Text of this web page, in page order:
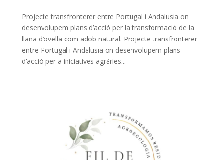
Projecte transfronterer entre Portugal i Andalusia on
desenvolupem plans d’acció per la transformació de la
llana d’ovella com adob natural. Projecte transfronterer
entre Portugal i Andalusia on desenvolupem plans
d’acció per a iniciatives agràries...